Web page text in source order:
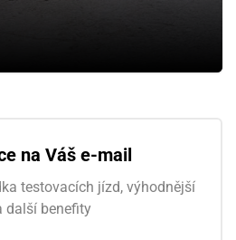
na Váš e-mail
testovacích jízd, výhodnější
další benefity